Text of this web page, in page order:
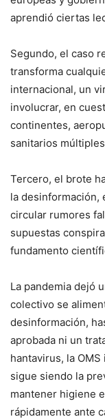
aprendió ciertas
Segundo, el caso
transforma
internacional, un
involucrar, en
continentes,
sanitarios
Tercero, el brote
la desinformación,
circular rumores
supuestas
fundamento
La pandemia dejó
colectivo se
desinformación,
aprobada ni un
hantavirus, la
sigue siendo la
mantener higiene
rápidamente ante